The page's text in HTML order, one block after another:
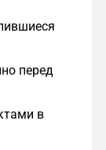
перед
в